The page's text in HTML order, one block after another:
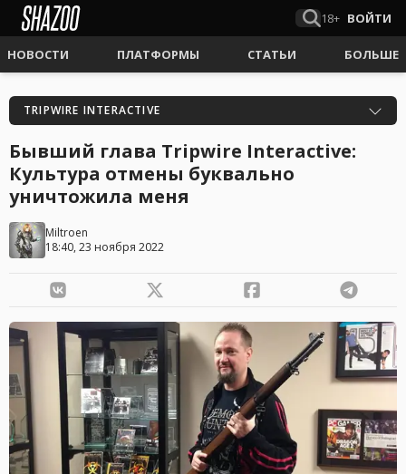
18+ ВОЙТИ
НОВОСТИ ПЛАТФОРМЫ СТАТЬИ БОЛЬШЕ
TRIPWIRE INTERACTIVE
Бывший глава Tripwire Interactive:
Культура отмены буквально
уничтожила меня
Miltroen
18:40, 23 ноября 2022